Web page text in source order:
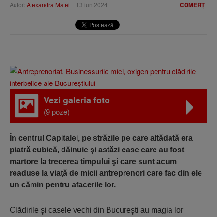
COMERȚ
Autor: Alexandra Matei 13 iun 2024
Vezi galeria foto
(9 poze)
În centrul Capitalei, pe străzile pe care altădată era
piatră cubică, dăinuie şi astăzi case care au fost
martore la trecerea timpului şi care sunt acum
readuse la viaţă de micii antreprenori care fac din ele
un cămin pentru afacerile lor.
Clădirile şi casele vechi din Bucureşti au magia lor